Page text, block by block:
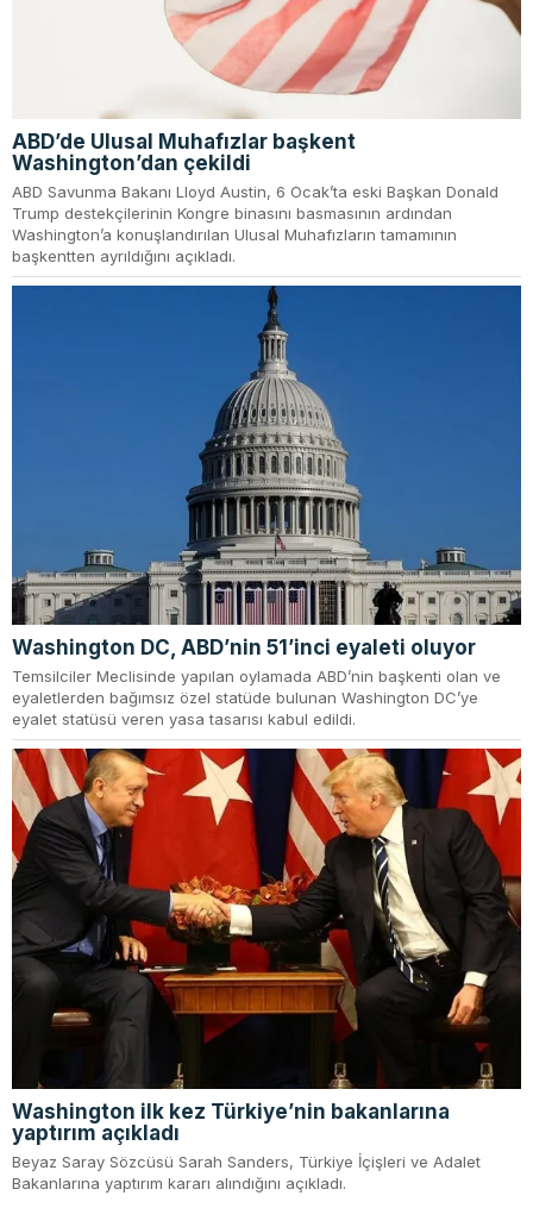
ABD’de Ulusal Muhafızlar başkent
Washington’dan çekildi
ABD Savunma Bakanı Lloyd Austin, 6 Ocak’ta eski Başkan Donald
Trump destekçilerinin Kongre binasını basmasının ardından
Washington’a konuşlandırılan Ulusal Muhafızların tamamının
başkentten ayrıldığını açıkladı.
Washington DC, ABD’nin 51’inci eyaleti oluyor
Temsilciler Meclisinde yapılan oylamada ABD’nin başkenti olan ve
eyaletlerden bağımsız özel statüde bulunan Washington DC’ye
eyalet statüsü veren yasa tasarısı kabul edildi.
Washington ilk kez Türkiye’nin bakanlarına
yaptırım açıkladı
Beyaz Saray Sözcüsü Sarah Sanders, Türkiye İçişleri ve Adalet
Bakanlarına yaptırım kararı alındığını açıkladı.